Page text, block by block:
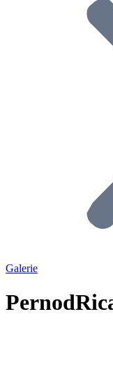
Galerie